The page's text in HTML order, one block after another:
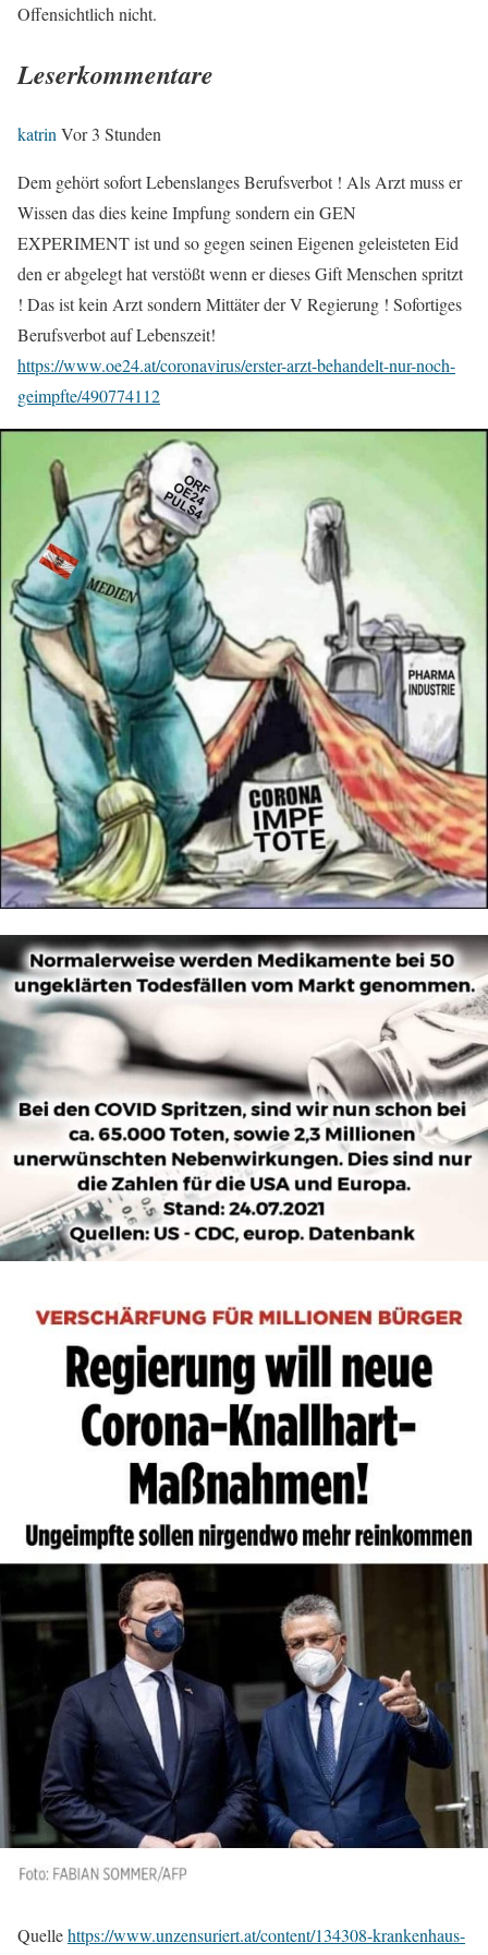
Offensichtlich nicht.
Leserkommentare
katrin Vor 3 Stunden
Dem gehört sofort Lebenslanges Berufsverbot ! Als Arzt muss er
Wissen das dies keine Impfung sondern ein GEN
EXPERIMENT ist und so gegen seinen Eigenen geleisteten Eid
den er abgelegt hat verstößt wenn er dieses Gift Menschen spritzt
! Das ist kein Arzt sondern Mittäter der V Regierung ! Sofortiges
Berufsverbot auf Lebenszeit!
https://www.oe24.at/coronavirus/erster-arzt-behandelt-nur-noch-
geimpfte/490774112
Quellehttps://www.unzensuriert.at/content/134308-krankenhaus-